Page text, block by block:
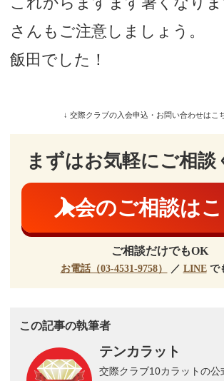
さんもご注意しましょう。
飯田でした！
↓ 交際クラブの入会申込・お問い合わせはこ
まずはお気軽にご相談
入会のご相談は
ご相談だけでもOK
お電話（03-4531-9758） ／ LINEで
この記事の執筆者
テンカラット
交際クラブ10カラットの公